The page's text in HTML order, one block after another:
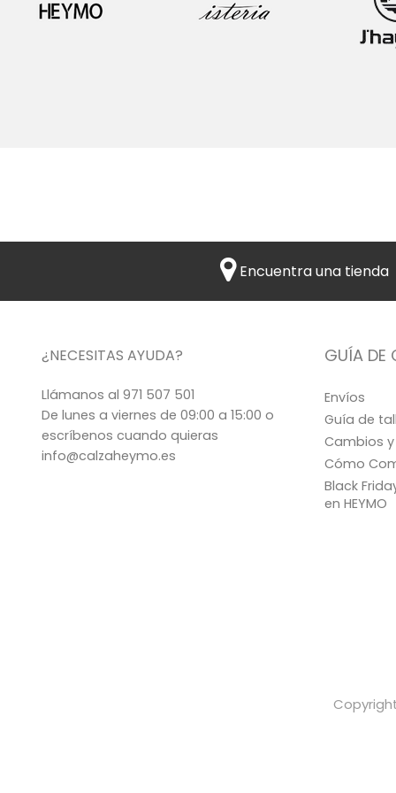
Encuentra una tienda
¿NECESITAS AYUDA?
Llámanos al 971 507 501
De lunes a viernes de 09:00 a 15:00 o
escríbenos cuando quieras
info@calzaheymo.es
GUÍA DE
Envíos
Guía de
Cambios
Cómo
Black
en HEYMO